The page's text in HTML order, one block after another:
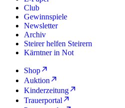
Club
Gewinnspiele
Newsletter
Archiv
Steirer helfen Steirern
Kärntner in Not
Shop
Auktion
Kinderzeitung
Trauerportal